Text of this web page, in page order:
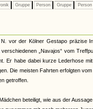
Gruppe Person Gruppe Person
vor der Kölner Gestapo präzise
„Navajos“ vom
Er habe dabei kurze Lederhose
Die meisten Fahrten erfolgten
getroffen.
beteiligt, wie aus der